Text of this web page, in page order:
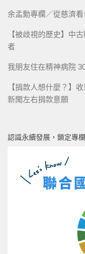
余孟勳專欄／從慈濟
【被歧視的歷史】中
者
我朋友住在精神病院
【捐款人想什麼？】
新聞左右捐款意願
認識永續發展，鎖定專欄